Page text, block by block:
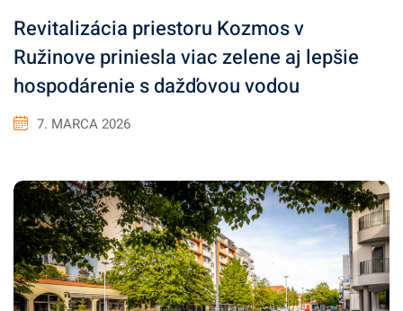
Revitalizácia priestoru Kozmos v
Ružinove priniesla viac zelene aj lepšie
hospodárenie s dažďovou vodou
7. MARCA 2026